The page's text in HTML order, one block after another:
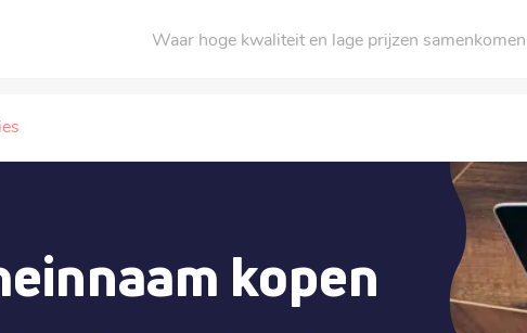
Waar hoge kwaliteit en lage prijzen samenkomen
kopen